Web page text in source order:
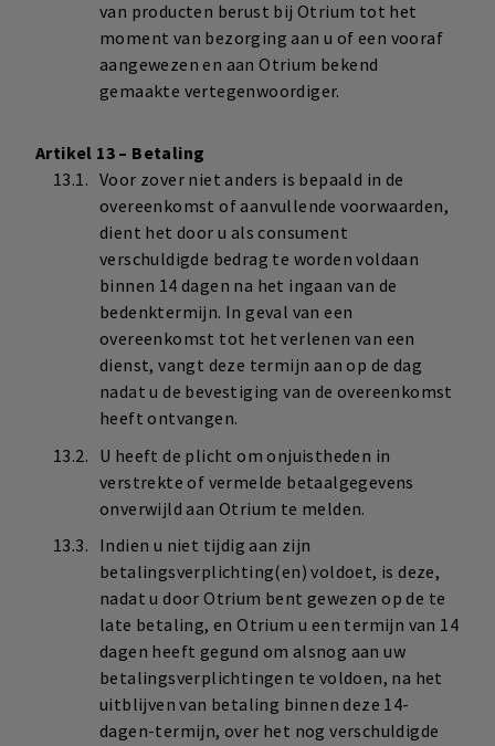
van producten berust bij Otrium tot het
moment van bezorging aan u of een vooraf
aangewezen en aan Otrium bekend
gemaakte vertegenwoordiger.
Artikel 13 – Betaling
Voor zover niet anders is bepaald in de
overeenkomst of aanvullende voorwaarden,
dient het door u als consument
verschuldigde bedrag te worden voldaan
binnen 14 dagen na het ingaan van de
bedenktermijn. In geval van een
overeenkomst tot het verlenen van een
dienst, vangt deze termijn aan op de dag
nadat u de bevestiging van de overeenkomst
heeft ontvangen.
U heeft de plicht om onjuistheden in
verstrekte of vermelde betaalgegevens
onverwijld aan Otrium te melden.
Indien u niet tijdig aan zijn
betalingsverplichting(en) voldoet, is deze,
nadat u door Otrium bent gewezen op de te
late betaling, en Otrium u een termijn van 14
dagen heeft gegund om alsnog aan uw
betalingsverplichtingen te voldoen, na het
uitblijven van betaling binnen deze 14-
dagen-termijn, over het nog verschuldigde